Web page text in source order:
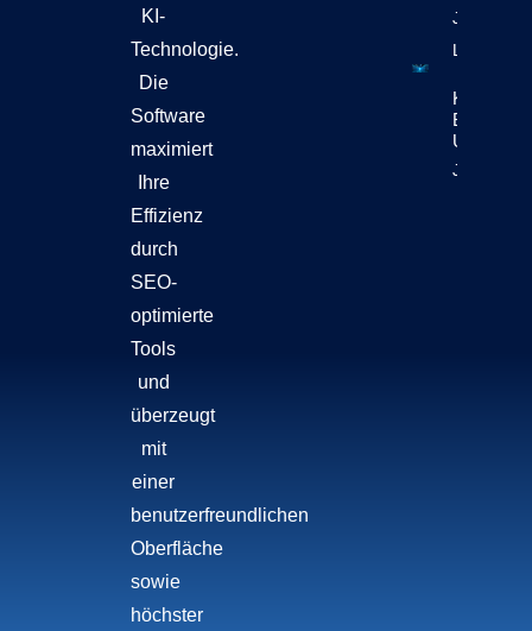
KI-
Technologie.
Die
Software
maximiert
Ihre
Effizienz
durch
SEO-
optimierte
Tools
und
überzeugt
mit
einer
benutzerfreundlichen
Oberfläche
sowie
höchster
Jetzt
Lesen!
KI-
Bewegt
Jetzt